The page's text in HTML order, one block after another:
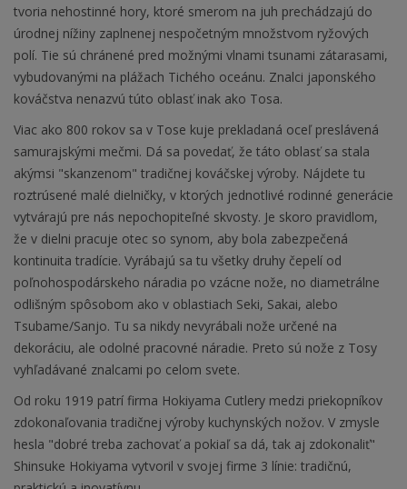
tvoria nehostinné hory, ktoré smerom na juh prechádzajú do
úrodnej nížiny zaplnenej nespočetným množstvom ryžových
polí. Tie sú chránené pred možnými vlnami tsunami zátarasami,
vybudovanými na plážach Tichého oceánu. Znalci japonského
kováčstva nenazvú túto oblasť inak ako Tosa.
Viac ako 800 rokov sa v Tose kuje prekladaná oceľ preslávená
samurajskými mečmi. Dá sa povedať, že táto oblasť sa stala
akýmsi "skanzenom" tradičnej kováčskej výroby. Nájdete tu
roztrúsené malé dielničky, v ktorých jednotlivé rodinné generácie
vytvárajú pre nás nepochopiteľné skvosty. Je skoro pravidlom,
že v dielni pracuje otec so synom, aby bola zabezpečená
kontinuita tradície. Vyrábajú sa tu všetky druhy čepelí od
poľnohospodárskeho náradia po vzácne nože, no diametrálne
odlišným spôsobom ako v oblastiach Seki, Sakai, alebo
Tsubame/Sanjo. Tu sa nikdy nevyrábali nože určené na
dekoráciu, ale odolné pracovné náradie. Preto sú nože z Tosy
vyhľadávané znalcami po celom svete.
Od roku 1919 patrí firma Hokiyama Cutlery medzi priekopníkov
zdokonaľovania tradičnej výroby kuchynských nožov. V zmysle
hesla "dobré treba zachovať a pokiaľ sa dá, tak aj zdokonaliť"
Shinsuke Hokiyama vytvoril v svojej firme 3 línie: tradičnú,